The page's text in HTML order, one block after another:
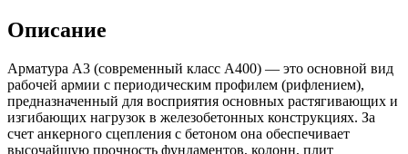
Описание
Арматура А3 (современный класс А400) — это основной вид
рабочей армии с периодическим профилем (рифлением),
предназначенный для восприятия основных растягивающих и
изгибающих нагрузок в железобетонных конструкциях. За
счет анкерного сцепления с бетоном она обеспечивает
высочайшую прочность фундаментов, колонн, плит